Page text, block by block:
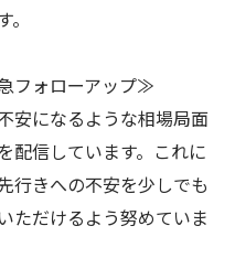
フォローアップ≫
安になるような相場局面
配信しています。これに
行きへの不安を少しでも
ただけるよう努めていま